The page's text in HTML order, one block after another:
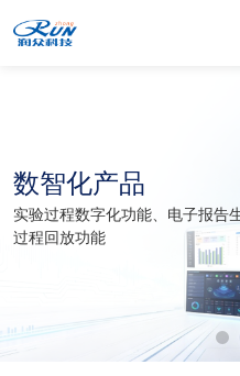
数智化产品
实验过程数字化功能、电子报告
过程回放功能